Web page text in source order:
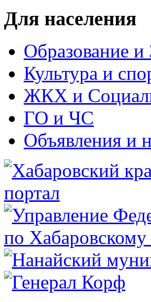
Для населения
Образование и
Культура и
ЖКХ и
ГО и ЧС
Объявления и